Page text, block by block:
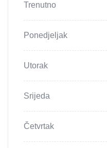
Trenutno
Ponedjeljak
Utorak
Srijeda
Četvrtak